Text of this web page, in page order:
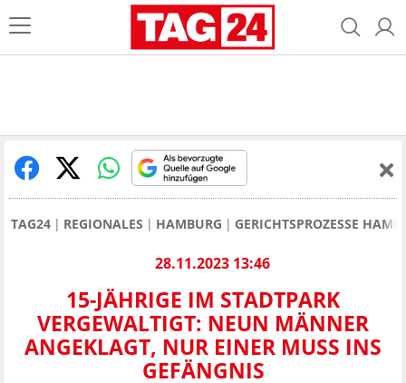
TAG24 REGIONALES HAMBURG GERICHTSPROZESSE
28.11.2023 13:46
15-JÄHRIGE IM STADTPARK
VERGEWALTIGT: NEUN MÄNNER
ANGEKLAGT, NUR EINER MUSS INS
GEFÄNGNIS